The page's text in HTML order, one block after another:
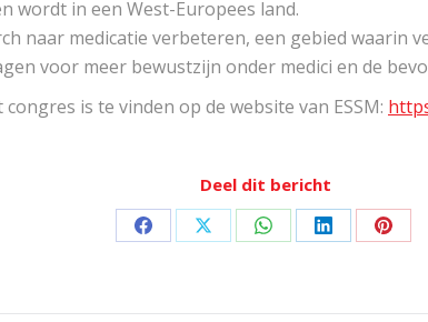
wordt in een West-Europees land.
naar medicatie verbeteren, een gebied waarin
voor meer bewustzijn onder medici en de
is te vinden op de website van ESSM:
Deel dit bericht
Deel
Facebook
Deel
X
Deel
WhatsApp
Deel
LinkedIn
Deel